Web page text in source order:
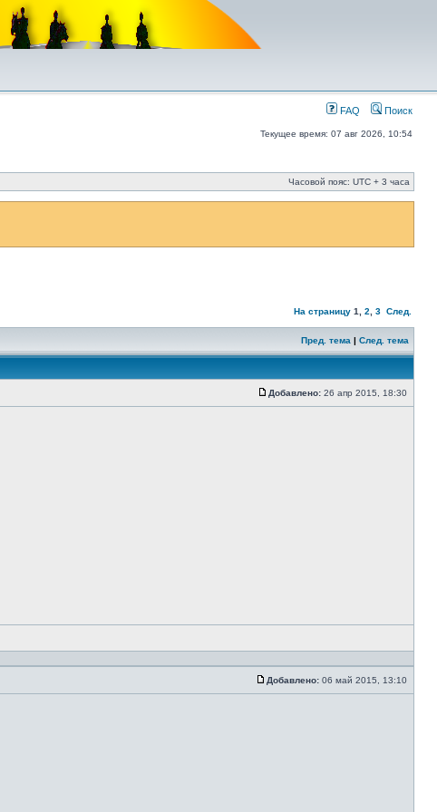
FAQ Поиск
Текущее время: 07 авг 2026, 10:54
Часовой пояс: UTC + 3 часа
На страницу 1 2 3 След.
Пред. тема | След. тема
Добавлено: 26 апр 2015, 18:30
Добавлено: 06 май 2015, 13:10